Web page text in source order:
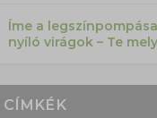
Íme a
nyíló virágok – Te
CÍMKÉK